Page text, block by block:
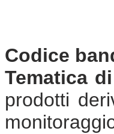
Codice
Tematica
prodotti